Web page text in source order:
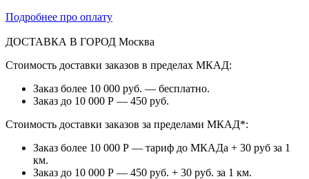
Подробнее про оплату
ДОСТАВКА В ГОРОД Москва
Стоимость доставки заказов в пределах МКАД:
Заказ более 10 000 руб. — бесплатно.
Заказ до 10 000 Р — 450 руб.
Стоимость доставки заказов за пределами МКАД*:
Заказ более 10 000 Р — тариф до МКАДа + 30 руб за 1
км.
Заказ до 10 000 Р — 450 руб. + 30 руб. за 1 км.